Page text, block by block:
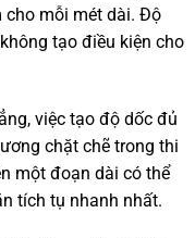
cho mỗi mét dài. Độ
tạo điều kiện cho
việc tạo độ dốc đủ
chặt chẽ trong thi
một đoạn dài có thể
tích tụ nhanh nhất.